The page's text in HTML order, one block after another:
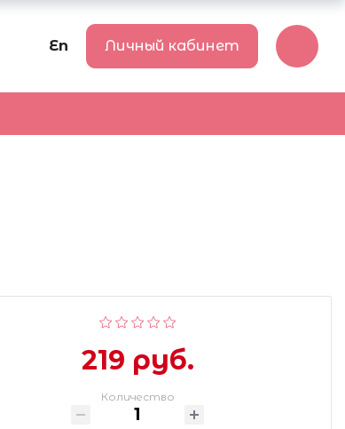
En Личный кабинет
219 руб.
Количество